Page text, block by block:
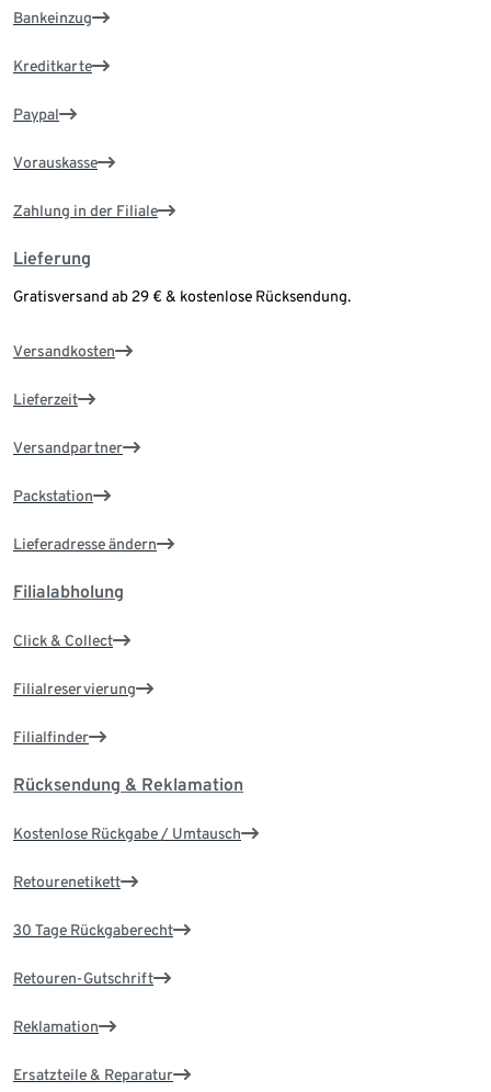
Bankeinzug
Kreditkarte
Paypal
Vorauskasse
Zahlung in der Filiale
Lieferung
Gratisversand ab 29 € & kostenlose Rücksendung.
Versandkosten
Lieferzeit
Versandpartner
Packstation
Lieferadresse ändern
Filialabholung
Click & Collect
Filialreservierung
Filialfinder
Rücksendung & Reklamation
Kostenlose Rückgabe / Umtausch
Retourenetikett
30 Tage Rückgaberecht
Retouren-Gutschrift
Reklamation
Ersatzteile & Reparatur